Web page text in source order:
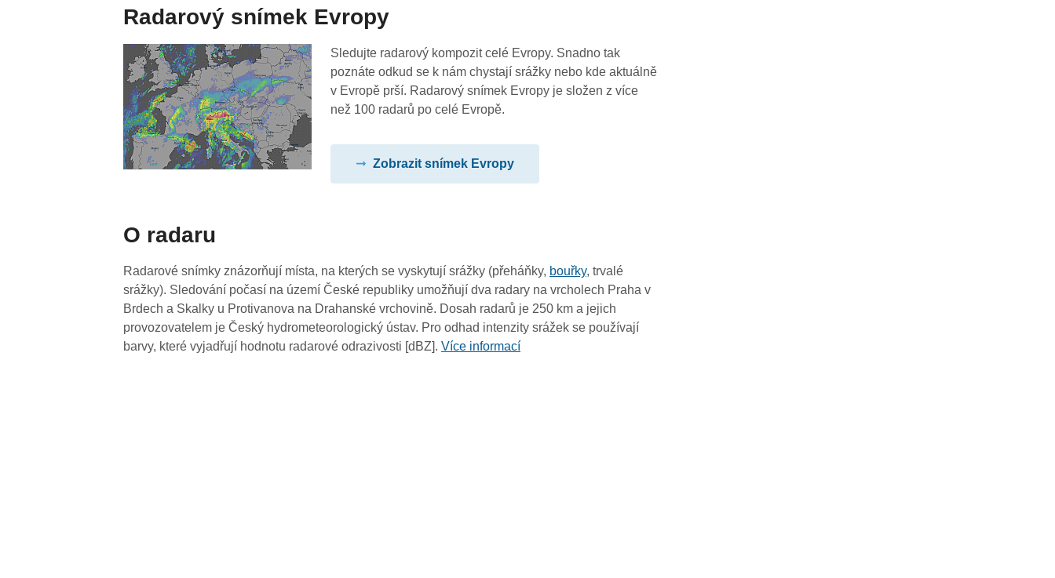
07:25
07:15
07:05
05:25
05:15
05:05
04:55
Radarový snímek Evropy
Sledujte radarový kompozit celé Evropy. Snadno tak
poznáte odkud se k nám chystají srážky nebo kde aktuálně
v Evropě prší. Radarový snímek Evropy je složen z více
než 100 radarů po celé Evropě.
Zobrazit snímek Evropy
O radaru
Radarové snímky znázorňují místa, na kterých se vyskytují srážky (přeháňky, bouřky, trvalé
srážky). Sledování počasí na území České republiky umožňují dva radary na vrcholech Praha v
Brdech a Skalky u Protivanova na Drahanské vrchovině. Dosah radarů je 250 km a jejich
provozovatelem je Český hydrometeorologický ústav. Pro odhad intenzity srážek se používají
barvy, které vyjadřují hodnotu radarové odrazivosti [dBZ].Více informací